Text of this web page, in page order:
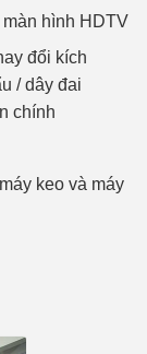
hình HDTV
đổi kích
/ dây đai
chính
keo và máy